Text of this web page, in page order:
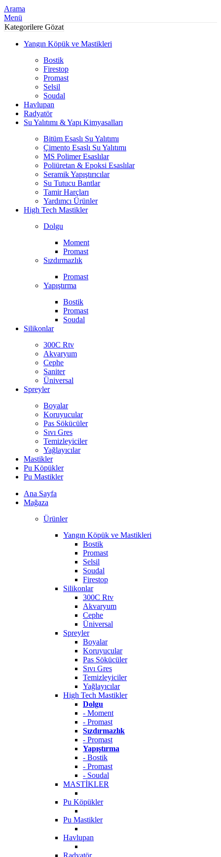
Arama
Menü
Kategorilere Gözat
Yangın Köpük ve Mastikleri
Bostik
Firestop
Promast
Selsil
Soudal
Havlupan
Radyatör
Su Yalıtımı & Yapı Kimyasalları
Bitüm Esaslı Su Yalıtımı
Çimento Esaslı Su Yalıtımı
MS Polimer Esaslılar
Poliüretan & Epoksi Esaslılar
Seramik Yapıştırıcılar
Su Tutucu Bantlar
Tamir Harçları
Yardımcı Ürünler
High Tech Mastikler
Dolgu
Moment
Promast
Sızdırmazlık
Promast
Yapıştırma
Bostik
Promast
Soudal
Silikonlar
300C Rtv
Akvaryum
Cephe
Saniter
Üniversal
Spreyler
Boyalar
Koruyucular
Pas Sökücüler
Sıvı Gres
Temizleyiciler
Yağlayıcılar
Mastikler
Pu Köpükler
Pu Mastikler
Ana Sayfa
Mağaza
Ürünler
Yangın Köpük ve Mastikleri
Bostik
Promast
Selsil
Soudal
Firestop
Silikonlar
300C Rtv
Akvaryum
Cephe
Üniversal
Spreyler
Boyalar
Koruyucular
Pas Sökücüler
Sıvı Gres
Temizleyiciler
Yağlayıcılar
High Tech Mastikler
Dolgu
- Moment
- Promast
Sızdırmazlık
- Promast
Yapıştırma
- Bostik
- Promast
- Soudal
MASTİKLER
Pu Köpükler
Pu Mastikler
Havlupan
Radyatör